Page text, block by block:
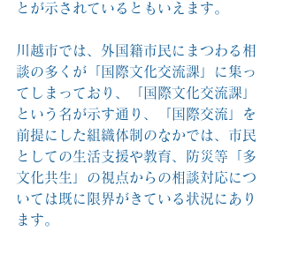
とが示されているともいえます。
川越市では、外国籍市民にまつわる相
談の多くが「国際文化交流課」に集っ
てしまっており、「国際文化交流課」
という名が示す通り、「国際交流」を
前提にした組織体制のなかでは、市民
としての生活支援や教育、防災等「多
文化共生」の視点からの相談対応につ
いては既に限界がきている状況にあり
ます。